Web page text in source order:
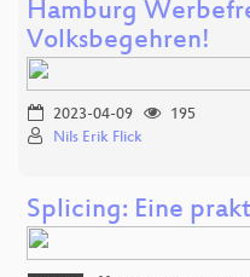
Hamburg
Volksbegehren!
2023-04-09
195
Nils Erik Flick
Splicing: Eine